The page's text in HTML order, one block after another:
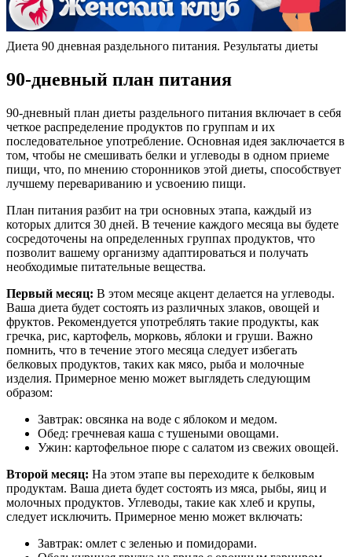
Диета 90 дневная раздельного питания. Результаты диеты
90-дневный план питания
90-дневный план диеты раздельного питания включает в себя
четкое распределение продуктов по группам и их
последовательное употребление. Основная идея заключается в
том, чтобы не смешивать белки и углеводы в одном приеме
пищи, что, по мнению сторонников этой диеты, способствует
лучшему перевариванию и усвоению пищи.
План питания разбит на три основных этапа, каждый из
которых длится 30 дней. В течение каждого месяца вы будете
сосредоточены на определенных группах продуктов, что
позволит вашему организму адаптироваться и получать
необходимые питательные вещества.
Первый месяц: В этом месяце акцент делается на углеводы.
Ваша диета будет состоять из различных злаков, овощей и
фруктов. Рекомендуется употреблять такие продукты, как
гречка, рис, картофель, морковь, яблоки и груши. Важно
помнить, что в течение этого месяца следует избегать
белковых продуктов, таких как мясо, рыба и молочные
изделия. Примерное меню может выглядеть следующим
образом:
Завтрак: овсянка на воде с яблоком и медом.
Обед: гречневая каша с тушеными овощами.
Ужин: картофельное пюре с салатом из свежих овощей.
Второй месяц: На этом этапе вы переходите к белковым
продуктам. Ваша диета будет состоять из мяса, рыбы, яиц и
молочных продуктов. Углеводы, такие как хлеб и крупы,
следует исключить. Примерное меню может включать:
Завтрак: омлет с зеленью и помидорами.